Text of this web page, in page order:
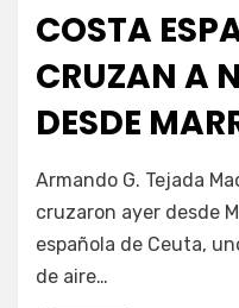
COSTA
CRUZAN A
DESDE
Fernando Miranda
Armando G. Tejada
cruzaron ayer desde
española de Ceuta,
de aire…